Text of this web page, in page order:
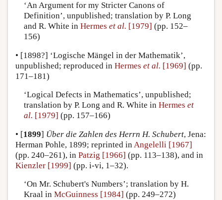
‘An Argument for my Stricter Canons of
Definition’, unpublished; translation by P. Long
and R. White in Hermes et al. [1979] (pp. 152–
156)
• [1898?] ‘Logische Mängel in der Mathematik’,
unpublished; reproduced in Hermes et al. [1969] (pp.
171–181)
‘Logical Defects in Mathematics’, unpublished;
translation by P. Long and R. White in Hermes et
al. [1979] (pp. 157–166)
• [1899] Über die Zahlen des Herrn H. Schubert, Jena:
Herman Pohle, 1899; reprinted in Angelelli [1967]
(pp. 240–261), in Patzig [1966] (pp. 113–138), and in
Kienzler [1999] (pp. i-vi, 1–32).
‘On Mr. Schubert's Numbers’; translation by H.
Kraal in McGuinness [1984] (pp. 249–272)